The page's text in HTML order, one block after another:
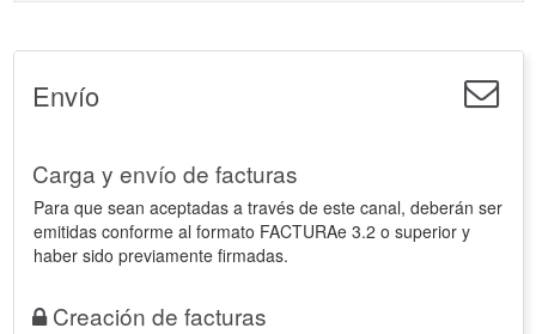
Envío
Carga y envío de facturas
Para que sean aceptadas a través de este canal, deberán ser
emitidas conforme al formato FACTURAe 3.2 o superior y
haber sido previamente firmadas.
Creación de facturas